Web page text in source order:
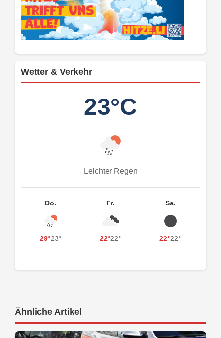
Wetter & Verkehr
23°C
Leichter Regen
Do.
29°23°
Fr.
22°22°
Sa.
22°22°
Ähnliche Artikel